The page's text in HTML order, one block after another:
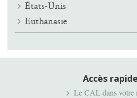
États-Unis
Euthanasie
Accès rapide
Le CAL dans votre